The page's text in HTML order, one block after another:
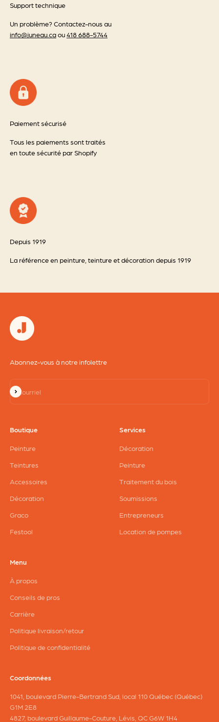
Support technique
Un problème? Contactez-nous au
info@juneau.caou418 688-5744
Paiement sécurisé
Tous les paiements sont traités
en toute sécurité par Shopify
Depuis 1919
La référence en peinture, teinture et décoration depuis 1919
Abonnez-vous à notre infolettre
Courriel
S'inscrire
Boutique
Peinture
Teintures
Accessoires
Décoration
Graco
Festool
Services
Décoration
Peinture
Traitement du bois
Soumissions
Entrepreneurs
Location de pompes
Menu
À propos
Conseils de pros
Carrière
Politique livraison/retour
Politique de confidentialité
Coordonnées
1041, boulevard Pierre-Bertrand Sud, local 110 Québec (Québec)
G1M 2E8
4827, boulevard Guillaume-Couture, Lévis, QC G6W 1H4